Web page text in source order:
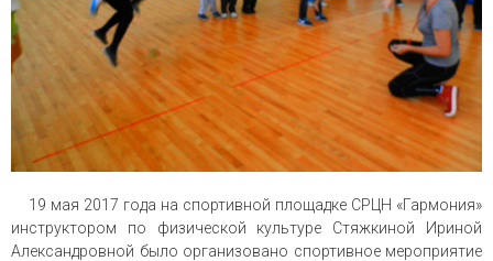
19 мая 2017 года на спортивной площадке СРЦН «Гармония»
инструктором по физической культуре Стяжкиной Ириной
Александровной было организовано спортивное мероприятие